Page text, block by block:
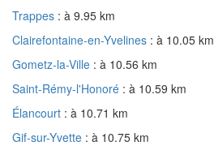
Trappes : à 9.95 km
Clairefontaine-en-Yvelines : à 10.05 km
Gometz-la-Ville : à 10.56 km
Saint-Rémy-l'Honoré : à 10.59 km
Élancourt : à 10.71 km
Gif-sur-Yvette : à 10.75 km